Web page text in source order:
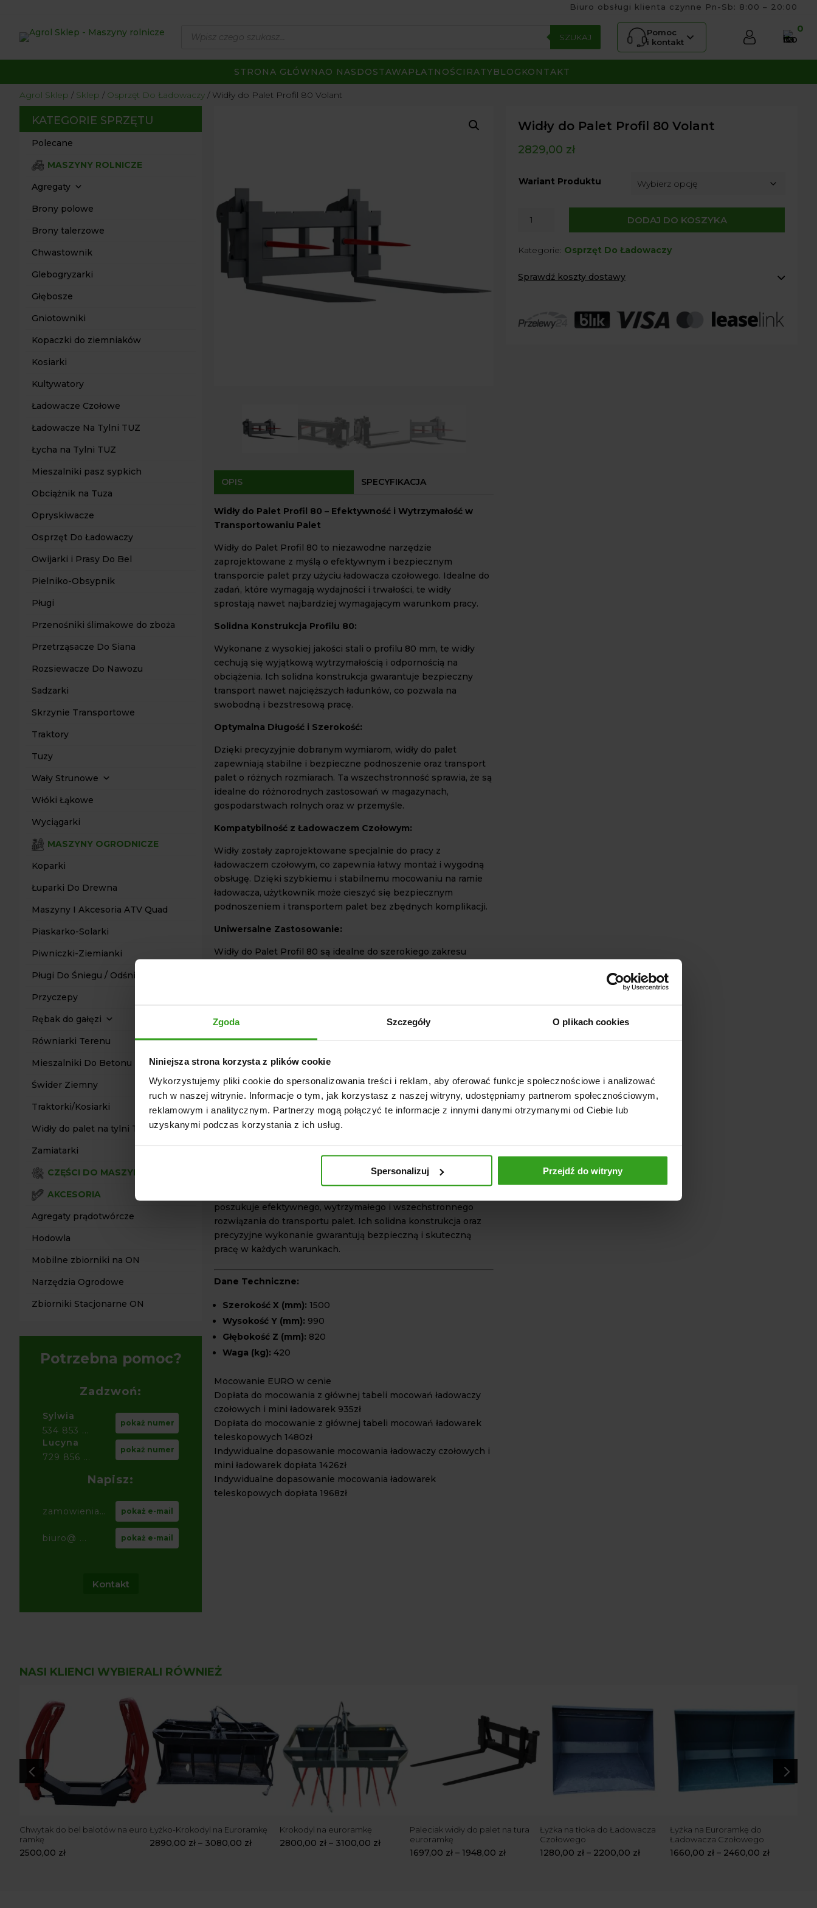
Zgoda Szczegóły O plikach cookies
Niniejsza strona korzysta z plików cookie
Wykorzystujemy pliki cookie do spersonalizowania treści i reklam, aby oferować funkcje społecznościowe i analizować
ruch w naszej witrynie. Informacje o tym, jak korzystasz z naszej witryny, udostępniamy partnerom społecznościowym,
reklamowym i analitycznym. Partnerzy mogą połączyć te informacje z innymi danymi otrzymanymi od Ciebie lub
uzyskanymi podczas korzystania z ich usług.
Spersonalizuj Przejdź do witryny
Biuro obsługi klienta czynne Pn-Sb: 8:00 – 20:00
produktów SZUKAJ
Pomoc
i kontakt
0
STRONA GŁÓWNAO NAS DOSTAWAPŁATNOŚCI RATYBLOG KONTAKT
Agrol Sklep Sklep Osprzęt Do Ładowaczy Widły do Palet Profil 80 Volant
KATEGORIE SPRZĘTU
Polecane
MASZYNY ROLNICZE
Agregaty
Brony polowe
Brony talerzowe
Chwastownik
Glebogryzarki
Głębosze
Gniotowniki
Kopaczki do ziemniaków
Kosiarki
Kultywatory
Ładowacze Czołowe
Ładowacze Na Tylni TUZ
Łycha na Tylni TUZ
Mieszalniki pasz sypkich
Obciążnik na Tuza
Opryskiwacze
Osprzęt Do Ładowaczy
Owijarki i Prasy Do Bel
Pielniko-Obsypnik
Pługi
Przenośniki ślimakowe do zboża
Przetrząsacze Do Siana
Rozsiewacze Do Nawozu
Sadzarki
Skrzynie Transportowe
Traktory
Tuzy
Wały Strunowe
Włóki Łąkowe
Wyciągarki
MASZYNY OGRODNICZE
Koparki
Łuparki Do Drewna
Maszyny I Akcesoria ATV Quad
Piaskarko-Solarki
Piwniczki-Ziemianki
Pługi Do Śniegu / Odśnieżarki
Przyczepy
Rębak do gałęzi
Równiarki Terenu
Mieszalniki Do Betonu
Świder Ziemny
Traktorki/Kosiarki
Widły do palet na tylni TUZ
Zamiatarki
CZĘŚCI DO MASZYN
AKCESORIA
Agregaty prądotwórcze
Hodowla
Mobilne zbiorniki na ON
Narzędzia Ogrodowe
Zbiorniki Stacjonarne ON
Potrzebna pomoc?
Zadzwoń:
Sylwia
534 853 ...
pokaż numer
Lucyna
729 856 ...
pokaż numer
Napisz:
zamowienia@ ... pokaż e-mail
biuro@ ... pokaż e-mail
Kontakt
OPIS SPECYFIKACJA
Widły do Palet Profil 80 – Efektywność i Wytrzymałość w
Transportowaniu Palet
Widły do Palet Profil 80 to niezawodne narzędzie
zaprojektowane z myślą o efektywnym i bezpiecznym
transporcie palet przy użyciu ładowacza czołowego. Idealne do
zadań, które wymagają wydajności i trwałości, te widły
sprostają nawet najbardziej wymagającym warunkom pracy.
Solidna Konstrukcja Profilu 80:
Wykonane z wysokiej jakości stali o profilu 80 mm, te widły
cechują się wyjątkową wytrzymałością i odpornością na
obciążenia. Ich solidna konstrukcja gwarantuje bezpieczny
transport nawet najcięższych ładunków, co pozwala na
swobodną i bezstresową pracę.
Optymalna Długość i Szerokość:
Dzięki precyzyjnie dobranym wymiarom, widły do palet
zapewniają stabilne i bezpieczne podnoszenie oraz transport
palet o różnych rozmiarach. Ta wszechstronność sprawia, że są
idealne do różnorodnych zastosowań w magazynach,
gospodarstwach rolnych oraz w przemyśle.
Kompatybilność z Ładowaczem Czołowym:
Widły zostały zaprojektowane specjalnie do pracy z
ładowaczem czołowym, co zapewnia łatwy montaż i wygodną
obsługę. Dzięki szybkiemu i stabilnemu mocowaniu na ramie
ładowacza, użytkownik może cieszyć się bezpiecznym
podnoszeniem i transportem palet bez zbędnych komplikacji.
Uniwersalne Zastosowanie:
Widły do Palet Profil 80 są idealne do szerokiego zakresu
Zalety:
wytrzymałość i długowieczność.
Optymalna długość i szerokość – umożliwiają stabilny
transport palet.
Kompatybilność z ładowaczem czołowym– gwarantuje
łatwy montaż i obsługę.
poszukuje efektywnego, wytrzymałego i wszechstronnego
rozwiązania do transportu palet. Ich solidna konstrukcja oraz
precyzyjne wykonanie gwarantują bezpieczną i skuteczną
pracę w każdych warunkach.
Dane Techniczne:
Szerokość X (mm): 1500
Wysokość Y (mm): 990
Głębokość Z (mm): 820
Waga (kg): 420
Mocowanie EURO w cenie
Dopłata do mocowania z głównej tabeli mocowań ładowaczy
czołowych i mini ładowarek 935zł
Dopłata do mocowanie z głównej tabeli mocowań ładowarek
teleskopowych 1480zł
Indywidualne dopasowanie mocowania ładowaczy czołowych i
mini ładowarek dopłata 1426zł
Indywidualne dopasowanie mocowania ładowarek
teleskopowych dopłata 1968zł
Widły do Palet Profil 80 Volant
2829,00 zł
Wariant Produktu
Palet
80
DODAJ DO KOSZYKA
Kategorie: Osprzęt Do Ładowaczy
Sprawdź koszty dostawy
Agrol transport: 200 zł
Agrol transport gabaryty:ustalane indywidualnie
NASI KLIENCI WYBIERALI RÓWNIEŻ
4
Chwytak do bel balotów na euro
ramkę
2500,00 zł
Łyżko-Krokodyl na Euroramkę
2890,00 zł – 3080,00 zł
Krokodyl na euroramkę
2800,00 zł – 3100,00 zł
Paleciak widły do palet na tura
euroramkę
1697,00 zł – 1948,00 zł
Łyżka na tłoka do Ładowacza
Czołowego
1280,00 zł – 2200,00 zł
Łyżka na Euroramkę do
Ładowacza Czołowego
1660,00 zł – 2460,00 zł
5